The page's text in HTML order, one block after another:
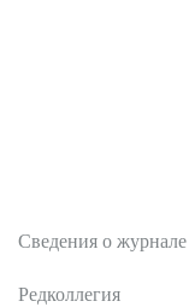
Сведения о журнале
Редколлегия